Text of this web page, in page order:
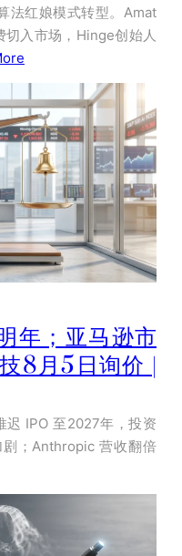
法红娘模式转型。Amat
入市场，Hinge创始人
年；亚马逊市
8月5日询价 |
迟 IPO 至2027年，投资
；Anthropic 营收翻倍